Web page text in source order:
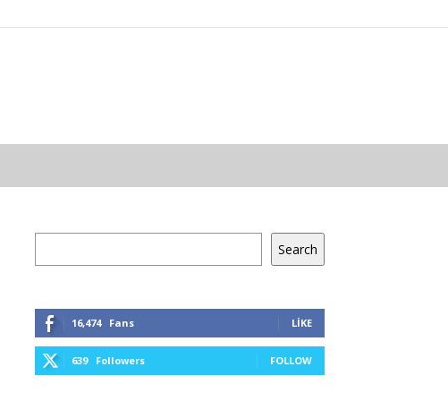
Search
16,474 Fans LIKE
639 Followers FOLLOW